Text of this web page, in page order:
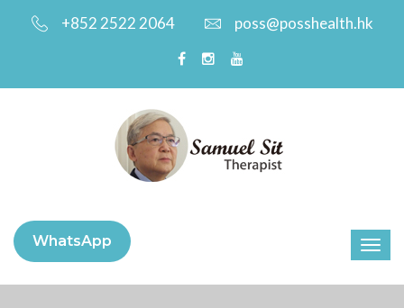
+852 2522 2064 poss@posshealth.hk
WhatsApp